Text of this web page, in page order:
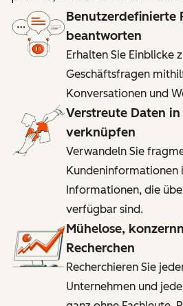
Benutzerdefinierte
beantworten
Erhalten Sie Einblicke
Geschäftsfragen
Konversationen und
Verstreute Daten
verknüpfen
Verwandeln Sie
Kundeninformationen
Informationen, die
verfügbar sind.
Mühelose,
Recherchen
Recherchieren Sie
Unternehmen und